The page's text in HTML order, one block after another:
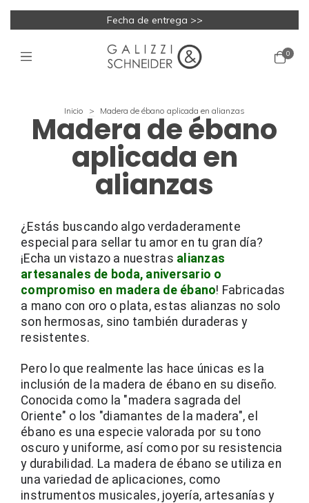
Fecha de entrega >>
0
Inicio > Madera de ébano aplicada en alianzas
Madera de ébano
aplicada en
alianzas
¿Estás buscando algo verdaderamente
especial para sellar tu amor en tu gran día?
¡Echa un vistazo a nuestras alianzas
artesanales de boda, aniversario o
compromiso en madera de ébano! Fabricadas
a mano con oro o plata, estas alianzas no solo
son hermosas, sino también duraderas y
resistentes.
Pero lo que realmente las hace únicas es la
inclusión de la madera de ébano en su diseño.
Conocida como la "madera sagrada del
Oriente" o los "diamantes de la madera", el
ébano es una especie valorada por su tono
oscuro y uniforme, así como por su resistencia
y durabilidad. La madera de ébano se utiliza en
una variedad de aplicaciones, como
instrumentos musicales, joyería, artesanías y